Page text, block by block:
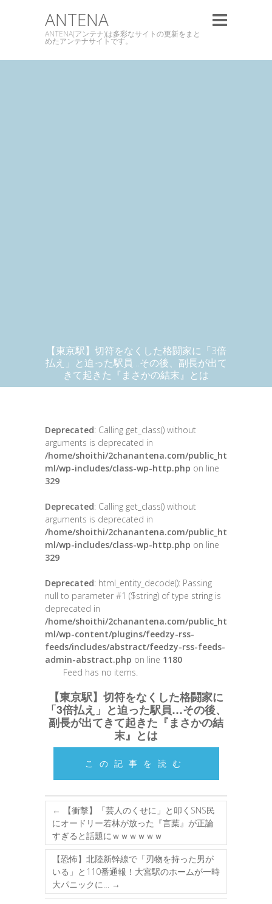
ANTENA
ANTENA(アンテナ)は多彩なサイトの更新をまと
めたアンテナサイトです。
【東京駅】切符をなくした格闘家に「3倍
払え」と迫った駅員…その後、副長が出て
きて起きた『まさかの結末』とは
Deprecated: Calling get_class() without
arguments is deprecated in
/home/shoithi/2chanantena.com/public_ht
ml/wp-includes/class-wp-http.php on line
329
Deprecated: Calling get_class() without
arguments is deprecated in
/home/shoithi/2chanantena.com/public_ht
ml/wp-includes/class-wp-http.php on line
329
Deprecated: html_entity_decode(): Passing
null to parameter #1 ($string) of type string is
deprecated in
/home/shoithi/2chanantena.com/public_ht
ml/wp-content/plugins/feedzy-rss-
feeds/includes/abstract/feedzy-rss-feeds-
admin-abstract.php on line 1180
Feed has no items.
【東京駅】切符をなくした格闘家に
「3倍払え」と迫った駅員…その後、
副長が出てきて起きた『まさかの結
末』とは
この記事を読む
←
【衝撃】「芸人のくせに」と叩くSNS民
にオードリー若林が放った『言葉』が正論
すぎると話題にｗｗｗｗｗｗ
【恐怖】北陸新幹線で「刃物を持った男が
いる」と110番通報！大宮駅のホームが一時
大パニックに… →